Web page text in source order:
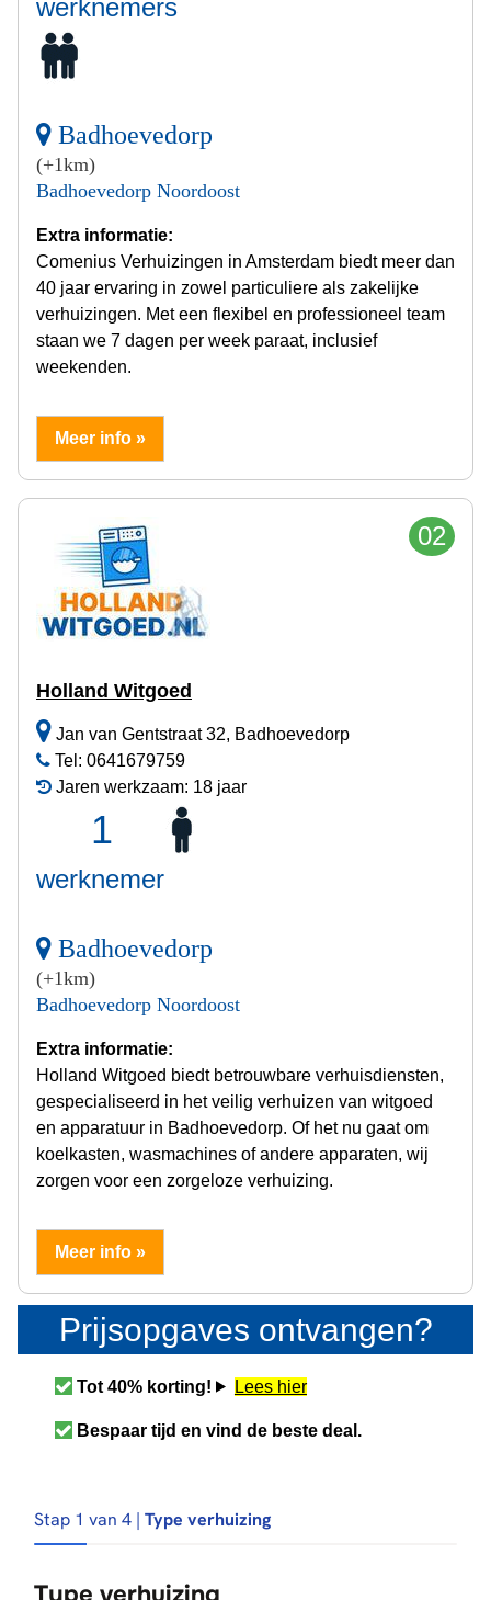
werknemers
Badhoevedorp
(+1km)
Badhoevedorp Noordoost
Extra informatie:
Comenius Verhuizingen in Amsterdam biedt meer dan
40 jaar ervaring in zowel particuliere als zakelijke
verhuizingen. Met een flexibel en professioneel team
staan we 7 dagen per week paraat, inclusief
weekenden.
Meer info »
02
Holland Witgoed
Jan van Gentstraat 32, Badhoevedorp
Tel: 0641679759
Jaren werkzaam: 18 jaar
1
werknemer
Badhoevedorp
(+1km)
Badhoevedorp Noordoost
Extra informatie:
Holland Witgoed biedt betrouwbare verhuisdiensten,
gespecialiseerd in het veilig verhuizen van witgoed
en apparatuur in Badhoevedorp. Of het nu gaat om
koelkasten, wasmachines of andere apparaten, wij
zorgen voor een zorgeloze verhuizing.
Meer info »
Prijsopgaves ontvangen?
Tot 40% korting! Lees hier
Bespaar tijd en vind de beste deal.